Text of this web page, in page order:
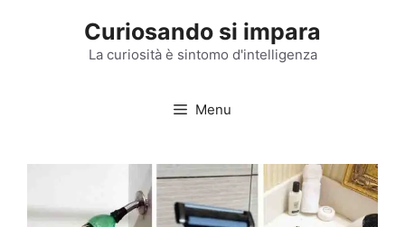
Curiosando si impara
La curiosità è sintomo d'intelligenza
Menu